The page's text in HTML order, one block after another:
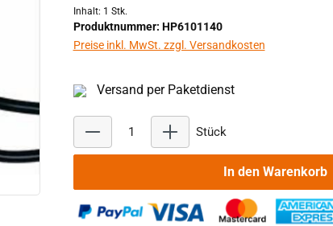
Inhalt: 1 Stk.
Produktnummer: HP6101140
Preise inkl. MwSt. zzgl. Versandkosten
Versand per Paketdienst
Stück
In den Warenkorb